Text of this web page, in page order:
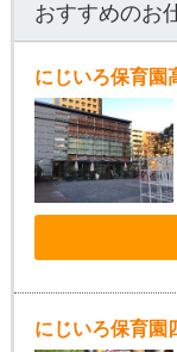
おすすめのお
にじいろ保育園
にじいろ保育園